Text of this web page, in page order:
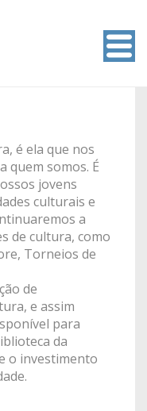
é ela que nos
quem somos. É
jovens
culturais e
a
de cultura, como
Torneios de
de
e assim
para
da
o investimento